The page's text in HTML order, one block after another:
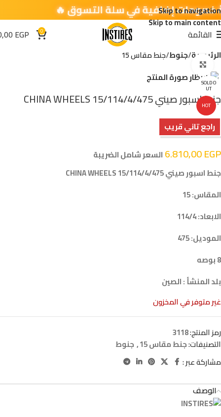
Skip to navigation
Skip to main content
القائمة 0
EGP
الرئيسية جنوط جنط مقاس 15
SOLD O
UT
HOT
جنط اسبور صيني 15/114/4/475 CHINA WHEELS
راجع تاني قريب
6.810,00EGP
السعر شامل الضريبة
جنط اسبور صيني 15/114/4/475 CHINA WHEELS
المقاس: 15
الابعاد: 114/4
الموديل: 475
8 بوصه
بلد المنشأ : الصين
غير متوفر في المخزون
رمز المنتج:3118
التصنيفات:جنط مقاس 15 , جنوط
مشاركة عبر :
الوصف